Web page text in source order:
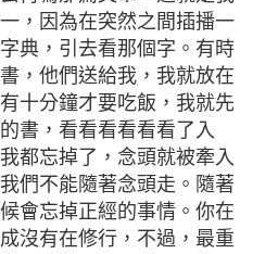
，因為在突然之間插播一
典，引去看那個字。有時
，他們送給我，我就放在
十分鐘才要吃飯，我就先
書，看看看看看看了入
都忘掉了，念頭就被牽入
們不能隨著念頭走。隨著
會忘掉正經的事情。你在
沒有在修行，不過，最重